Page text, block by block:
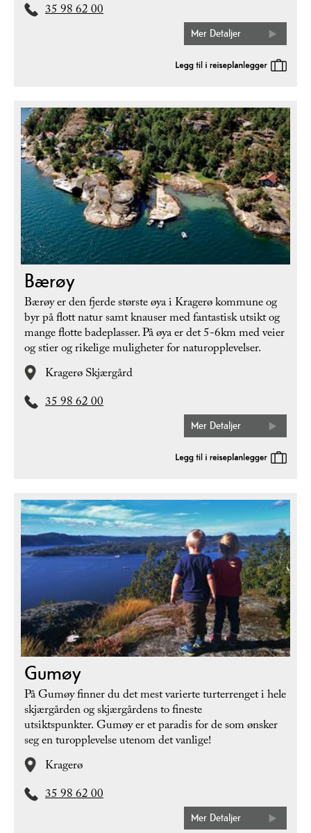
35 98 62 00
Mer Detaljer
Bærøy
Bærøy er den fjerde største øya i Kragerø kommune og
byr på flott natur samt knauser med fantastisk utsikt og
mange flotte badeplasser. På øya er det 5-6km med veier
og stier og rikelige muligheter for naturopplevelser.
Kragerø Skjærgård
35 98 62 00
Mer Detaljer
Gumøy
På Gumøy finner du det mest varierte turterrenget i hele
skjærgården og skjærgårdens to fineste
utsiktspunkter. Gumøy er et paradis for de som ønsker
seg en turopplevelse utenom det vanlige!
Kragerø
35 98 62 00
Mer Detaljer